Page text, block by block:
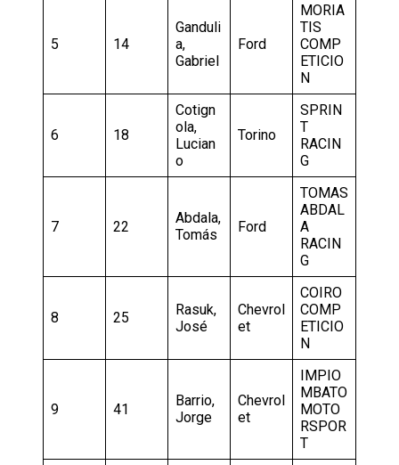
5 14
Ganduli
a,
Gabriel
Ford
MORIA
TIS
COMP
ETICIO
N
6 18
Cotign
ola,
Lucian
o
Torino
SPRIN
T
RACIN
G
7 22
Abdala,
Tomás
Ford
TOMAS
ABDAL
A
RACIN
G
8 25
Rasuk,
José
Chevrol
et
COIRO
COMP
ETICIO
N
9 41
Barrio,
Jorge
Chevrol
et
IMPIO
MBATO
MOTO
RSPOR
T